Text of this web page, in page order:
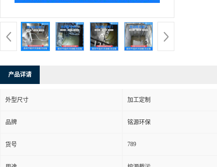
产品详请
外型尺寸 加工定制
品牌 铭源环保
货号 789